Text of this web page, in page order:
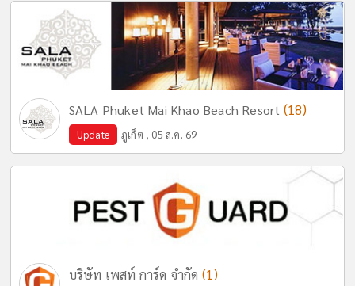
SALA Phuket Mai Khao Beach Resort (18)
Update ภูเก็ต , 05 ส.ค. 69
บริษัท เพสท์ การ์ด จำกัด (1)